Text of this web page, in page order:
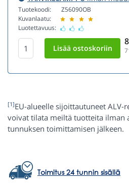
Tuotekoodi:
Kuvanlaatu:
Luotettavuus:
Z56090OB
[1]EU-alueelle sijoittautuneet
voivat tilata meiltä tuotteita ilman
tunnuksen toimittamisen jälkeen.
Toimitus 24 tunnin sisällä